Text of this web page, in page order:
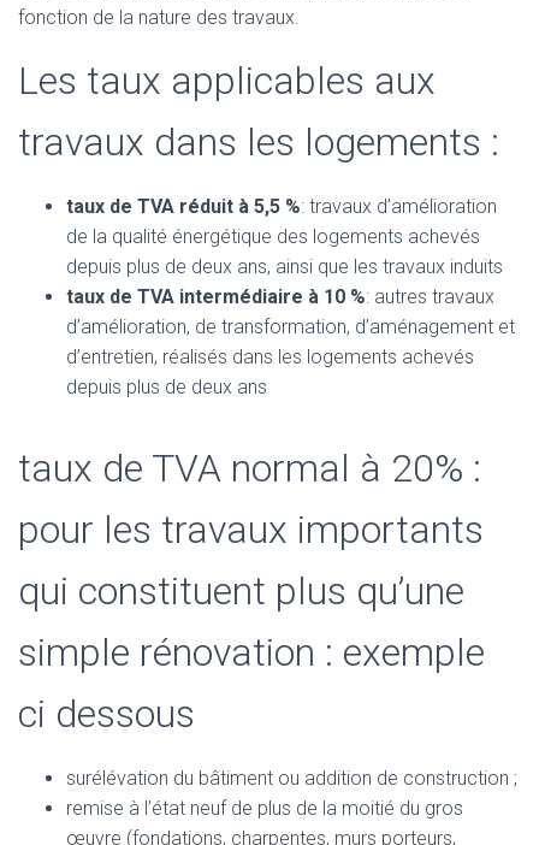
fonction de la nature des travaux.
Les taux applicables aux
travaux dans les logements :
taux de TVA réduit à 5,5 %: travaux d’amélioration
de la qualité énergétique des logements achevés
depuis plus de deux ans, ainsi que les travaux induits
taux de TVA intermédiaire à 10 %: autres travaux
d’amélioration, de transformation, d’aménagement et
d’entretien, réalisés dans les logements achevés
depuis plus de deux ans
taux de TVA normal à 20% :
pour les travaux importants
qui constituent plus qu’une
simple rénovation : exemple
ci dessous
surélévation du bâtiment ou addition de construction ;
remise à l’état neuf de plus de la moitié du gros
œuvre (fondations, charpentes, murs porteurs,